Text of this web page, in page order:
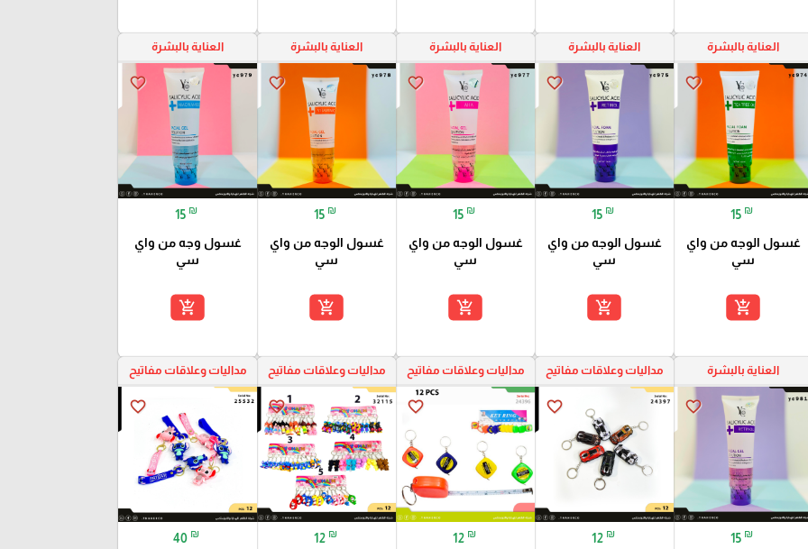
العناية بالبشرة
favorite_border
15 ₪
غسول الوجه من واي
سي
add_shopping_cart
العناية بالبشرة
favorite_border
15 ₪
غسول الوجه من واي
سي
add_shopping_cart
العناية بالبشرة
favorite_border
15 ₪
غسول الوجه من واي
سي
add_shopping_cart
العناية بالبشرة
favorite_border
15 ₪
غسول الوجه من واي
سي
add_shopping_cart
العناية بالبشرة
favorite_border
15 ₪
غسول وجه من واي
سي
add_shopping_cart
العناية بالبشرة
favorite_border
15 ₪
مداليات وعلاقات مفاتيح
favorite_border
12 ₪
مداليات وعلاقات مفاتيح
favorite_border
12 ₪
مداليات وعلاقات مفاتيح
favorite_border
12 ₪
مداليات وعلاقات مفاتيح
favorite_border
40 ₪